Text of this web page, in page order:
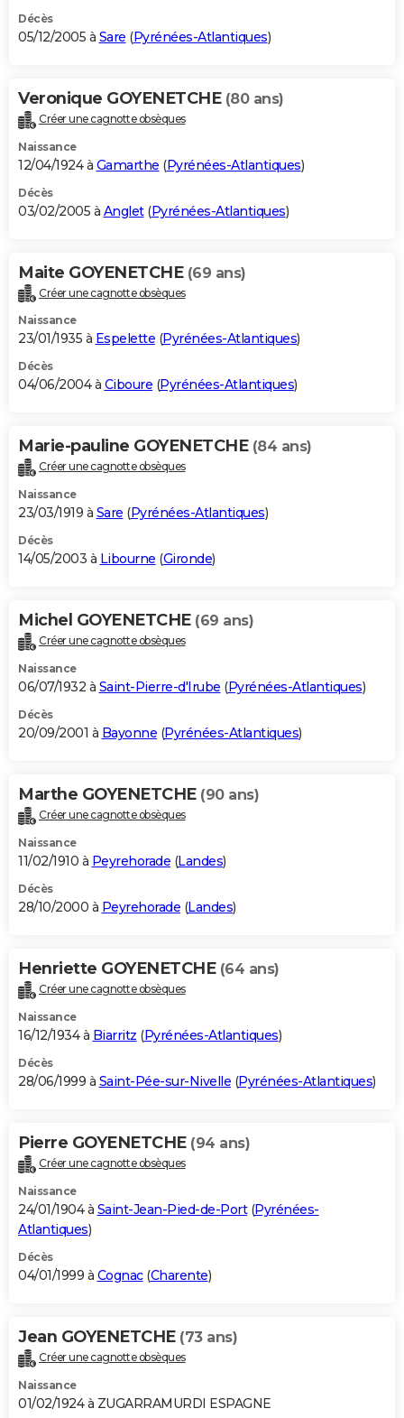
Décès
05/12/2005 à Sare (Pyrénées-Atlantiques)
Veronique GOYENETCHE (80 ans)
Créer une cagnotte obsèques
Naissance
12/04/1924 à Gamarthe (Pyrénées-Atlantiques)
Décès
03/02/2005 à Anglet(Pyrénées-Atlantiques)
Maite GOYENETCHE (69 ans)
Créer une cagnotte obsèques
Naissance
23/01/1935 à Espelette (Pyrénées-Atlantiques)
Décès
04/06/2004 à Ciboure (Pyrénées-Atlantiques)
Marie-pauline GOYENETCHE (84 ans)
Créer une cagnotte obsèques
Naissance
23/03/1919 à Sare (Pyrénées-Atlantiques)
Décès
14/05/2003 à Libourne (Gironde)
Michel GOYENETCHE (69 ans)
Créer une cagnotte obsèques
Naissance
06/07/1932 à Saint-Pierre-d'Irube (Pyrénées-Atlantiques)
Décès
20/09/2001 à Bayonne (Pyrénées-Atlantiques)
Marthe GOYENETCHE (90 ans)
Créer une cagnotte obsèques
Naissance
11/02/1910 à Peyrehorade (Landes)
Décès
28/10/2000 à Peyrehorade (Landes)
Henriette GOYENETCHE (64 ans)
Créer une cagnotte obsèques
Naissance
16/12/1934 à Biarritz (Pyrénées-Atlantiques)
Décès
28/06/1999 à Saint-Pée-sur-Nivelle (Pyrénées-Atlantiques)
Pierre GOYENETCHE (94 ans)
Créer une cagnotte obsèques
Naissance
24/01/1904 à Saint-Jean-Pied-de-Port(Pyrénées-
Atlantiques)
Décès
04/01/1999 à Cognac(Charente)
Jean GOYENETCHE (73 ans)
Créer une cagnotte obsèques
Naissance
01/02/1924 à ZUGARRAMURDI ESPAGNE